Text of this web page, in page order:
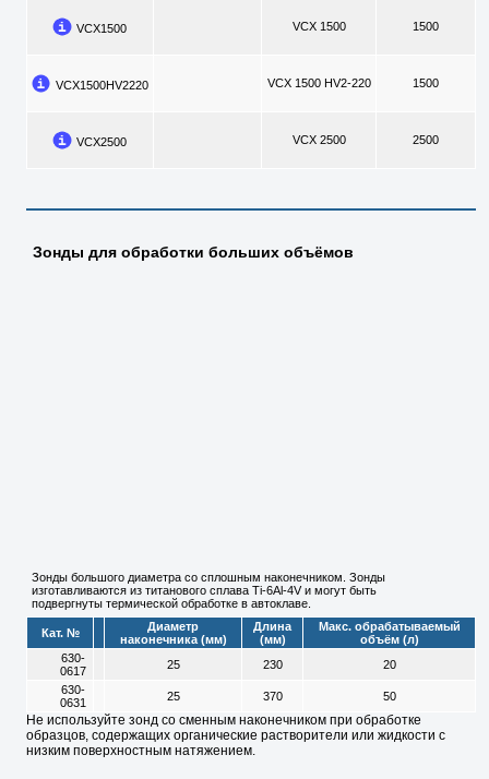
VCX1500 VCX 1500 1500
VCX1500HV2220 VCX 1500 HV2-220 1500
VCX2500 VCX 2500 2500
Зонды для обработки больших объёмов
Зонды большого диаметра со сплошным наконечником. Зонды
изготавливаются из титанового сплава Ti-6Al-4V и могут быть
подвергнуты термической обработке в автоклаве.
Кат. №
Диаметр
наконечника (мм)
Длина
(мм)
Макс. обрабатываемый
объём (л)
630-
0617
25 230
20
630-
0631
25 370 50
Не используйте зонд со сменным наконечником при обработке
образцов, содержащих органические растворители или жидкости с
низким поверхностным натяжением.